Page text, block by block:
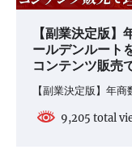
【副業決定版
ールデンルート
コンテンツ販売
【副業決定版】年
9,205 total